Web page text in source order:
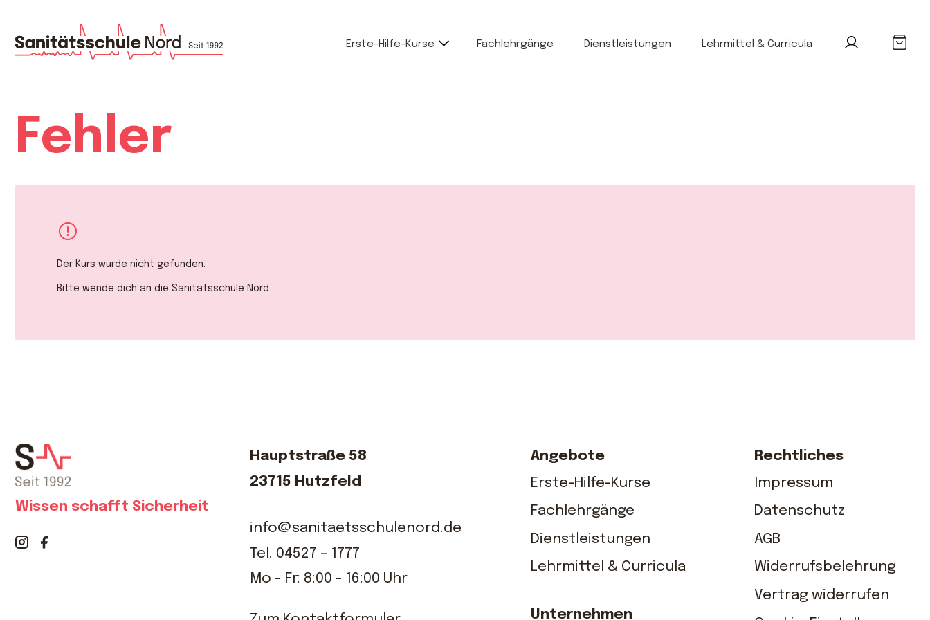
Erste-Hilfe-Kurse Fachlehrgänge Dienstleistungen Lehrmittel & Curricula
Fehler
Der Kurs wurde nicht gefunden.
Bitte wende dich an die Sanitätsschule Nord.
Wissen schafft Sicherheit
Hauptstraße 58
23715 Hutzfeld
info@sanitaetsschulenord.de
Tel. 04527 – 1777
Mo - Fr: 8:00 - 16:00 Uhr
Angebote
Erste-Hilfe-Kurse
Fachlehrgänge
Dienstleistungen
Lehrmittel & Curricula
Unternehmen
Rechtliches
Impressum
Datenschutz
AGB
Widerrufsbelehrung
Vertrag widerrufen